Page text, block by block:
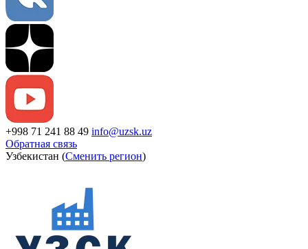
+998 71 241 88 49 info@uzsk.uz
Обратная связь
Узбекистан (Сменить регион)